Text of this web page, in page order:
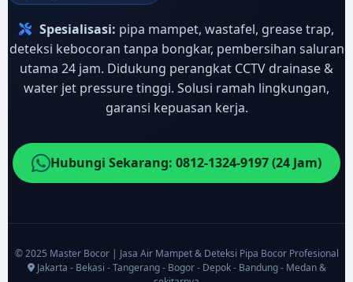
Spesialisasi: pipa mampet, wastafel, grease trap,
deteksi kebocoran tanpa bongkar, pembersihan saluran
utama 24 jam. Didukung perangkat CCTV drainase &
water jet pressure tinggi. Solusi ramah lingkungan,
garansi kepuasan kerja.
Hubungi Sekarang: 0812-1324-9197 (24 Jam)
© 2025 Master Bocor | Jasa Air Mampet & Deteksi Pipa Bocor Profesional
Jakarta - Bekasi - Tangerang - Bogor - Depok - Bandung - Medan &